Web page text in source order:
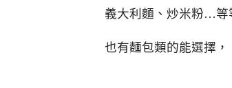
義大利麵、炒米粉…等
也有麵包類的能選擇，